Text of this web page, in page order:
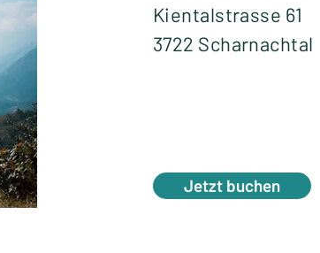
Kientalstrasse 61
3722 Scharnachtal
Jetzt buchen